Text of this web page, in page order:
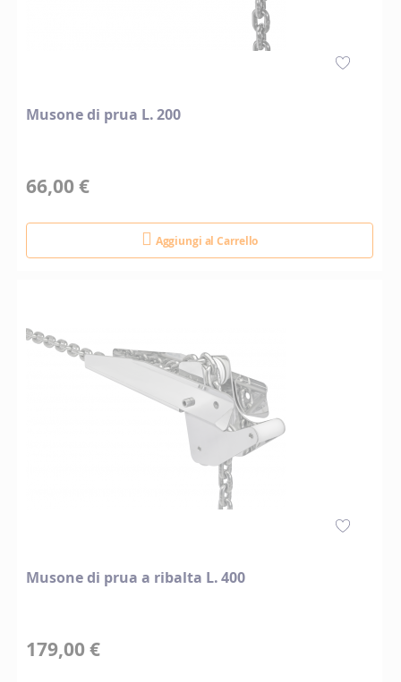
Musone di prua L. 200
66,00 €
Aggiungi al Carrello
Musone di prua a ribalta L. 400
179,00 €